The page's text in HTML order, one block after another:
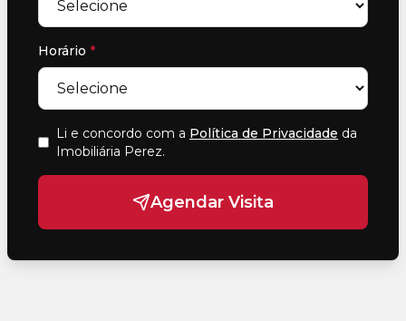
Horário *
Li e concordo com a Política de Privacidade da
Imobiliária Perez.
Agendar Visita